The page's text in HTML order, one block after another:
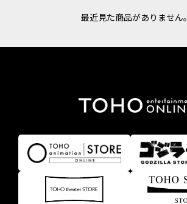
最近見た商品がありません。